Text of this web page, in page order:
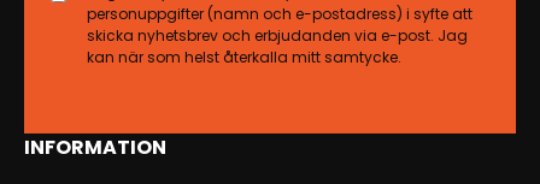
INFORMATION
personuppgifter (namn och e-postadress) i syfte att
skicka nyhetsbrev och erbjudanden via e-post. Jag
kan när som helst återkalla mitt samtycke.